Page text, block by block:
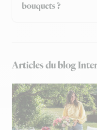
bouquets ?
Articles du blog